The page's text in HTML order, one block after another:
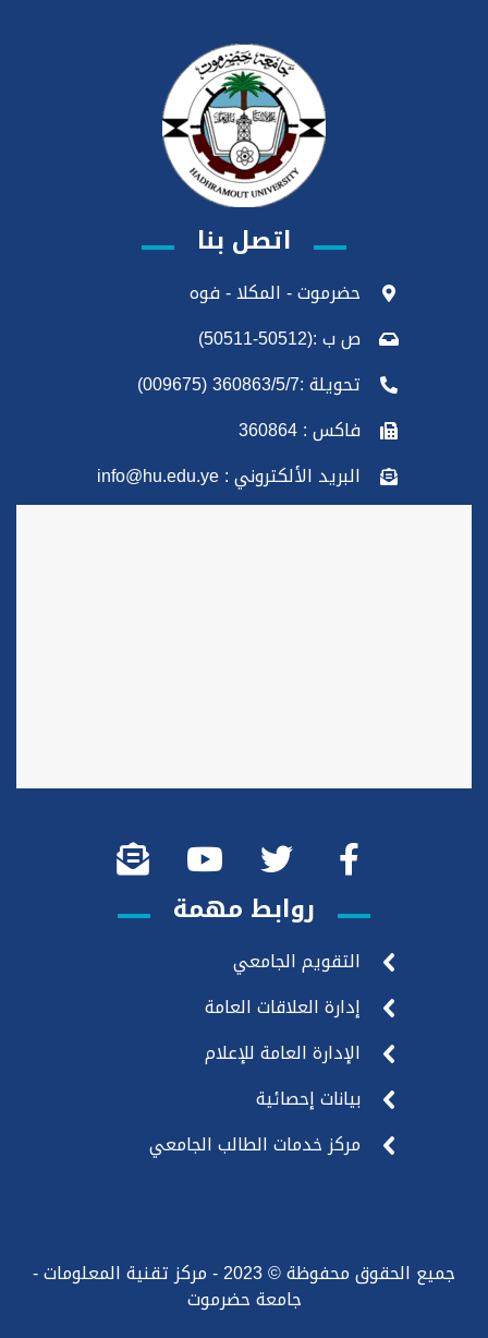
اتصل بنا
حضرموت - المكلا - فوه
ص ب :(50512-50511)
تحويلة :360863/5/7 (009675)
فاكس : 360864
البريد الألكتروني : info@hu.edu.ye
روابط مهمة
التقويم الجامعي
إدارة العلاقات العامة
الإدارة العامة للإعلام
بيانات إحصائية
مركز خدمات الطالب الجامعي
جميع الحقوق محفوظة © 2023 - مركز تقنية المعلومات -
جامعة حضرموت